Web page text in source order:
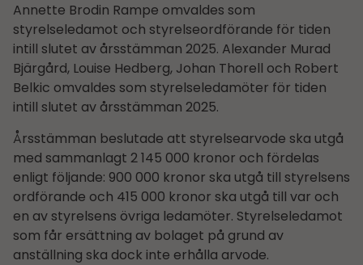
Annette Brodin Rampe omvaldes som
styrelseledamot och styrelseordförande för tiden
intill slutet av årsstämman 2025. Alexander Murad
Bjärgård, Louise Hedberg, Johan Thorell och Robert
Belkic omvaldes som styrelseledamöter för tiden
intill slutet av årsstämman 2025.
Årsstämman beslutade att styrelsearvode ska utgå
med sammanlagt 2 145 000 kronor och fördelas
enligt följande: 900 000 kronor ska utgå till styrelsens
ordförande och 415 000 kronor ska utgå till var och
en av styrelsens övriga ledamöter. Styrelseledamot
som får ersättning av bolaget på grund av
anställning ska dock inte erhålla arvode.